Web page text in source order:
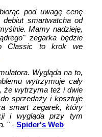
pod uwagę cenę
smartwatcha od
Mamy nadzieję,
zegarka będzie
Classic to krok we
Wygląda na to,
wytrzymuje cały
że wytrzyma też i dwie
do sprzedaży i kosztuje
smart zegarek, który
i wygląda przy tym
" - Spider's Web